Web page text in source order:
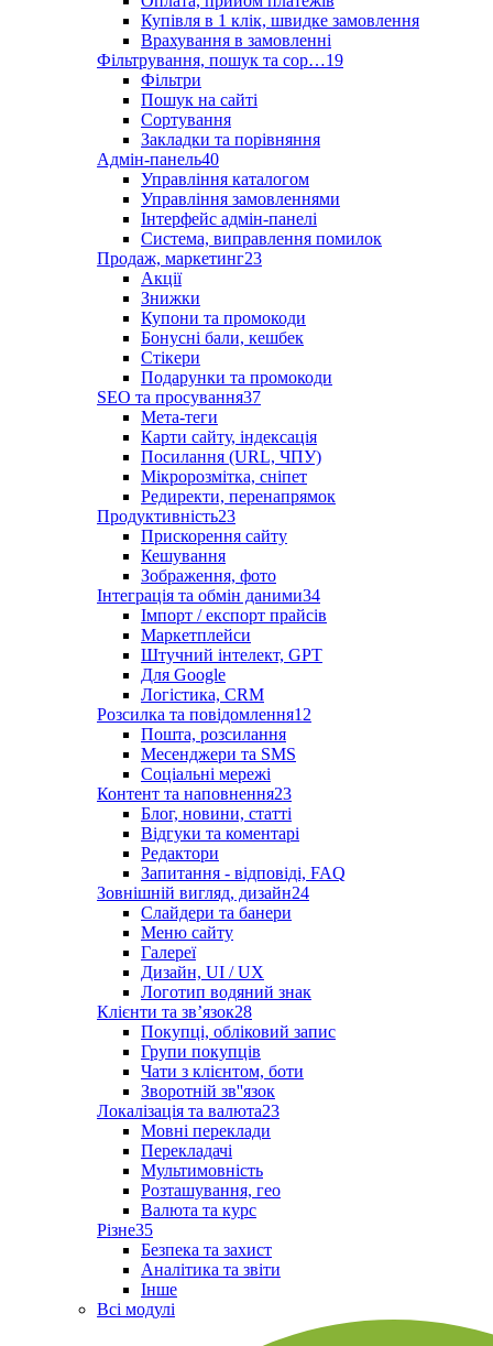
Купівля в 1 клік, швидке замовлення
Врахування в замовленні
Фільтрування, пошук та сор…19
Фільтри
Пошук на сайті
Сортування
Закладки та порівняння
Адмін-панель40
Управління каталогом
Управління замовленнями
Інтерфейс адмін-панелі
Система, виправлення помилок
Продаж, маркетинг23
Акції
Знижки
Купони та промокоди
Бонусні бали, кешбек
Стікери
Подарунки та промокоди
SEO та просування37
Мета-теги
Карти сайту, індексація
Посилання (URL, ЧПУ)
Мікророзмітка, сніпет
Редиректи, перенапрямок
Продуктивність23
Прискорення сайту
Кешування
Зображення, фото
Інтеграція та обмін даними34
Імпорт / експорт прайсів
Маркетплейси
Штучний інтелект, GPT
Для Google
Логістика, CRM
Розсилка та повідомлення12
Пошта, розсилання
Месенджери та SMS
Соціальні мережі
Контент та наповнення23
Блог, новини, статті
Відгуки та коментарі
Редактори
Запитання - відповіді, FAQ
Зовнішній вигляд, дизайн24
Слайдери та банери
Меню сайту
Галереї
Дизайн, UI / UX
Логотип водяний знак
Клієнти та звʼязок28
Покупці, обліковий запис
Групи покупців
Чати з клієнтом, боти
Зворотній зв''язок
Локалізація та валюта23
Мовні переклади
Перекладачі
Мультимовність
Розташування, гео
Валюта та курс
Різне35
Безпека та захист
Аналітика та звіти
Інше
Всі модулі